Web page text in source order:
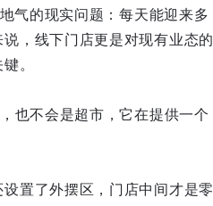
气的现实问题：每天能迎来多
，线下门店更是对现有业态的
。
也不会是超市，它在提供一个
置了外摆区，门店中间才是零